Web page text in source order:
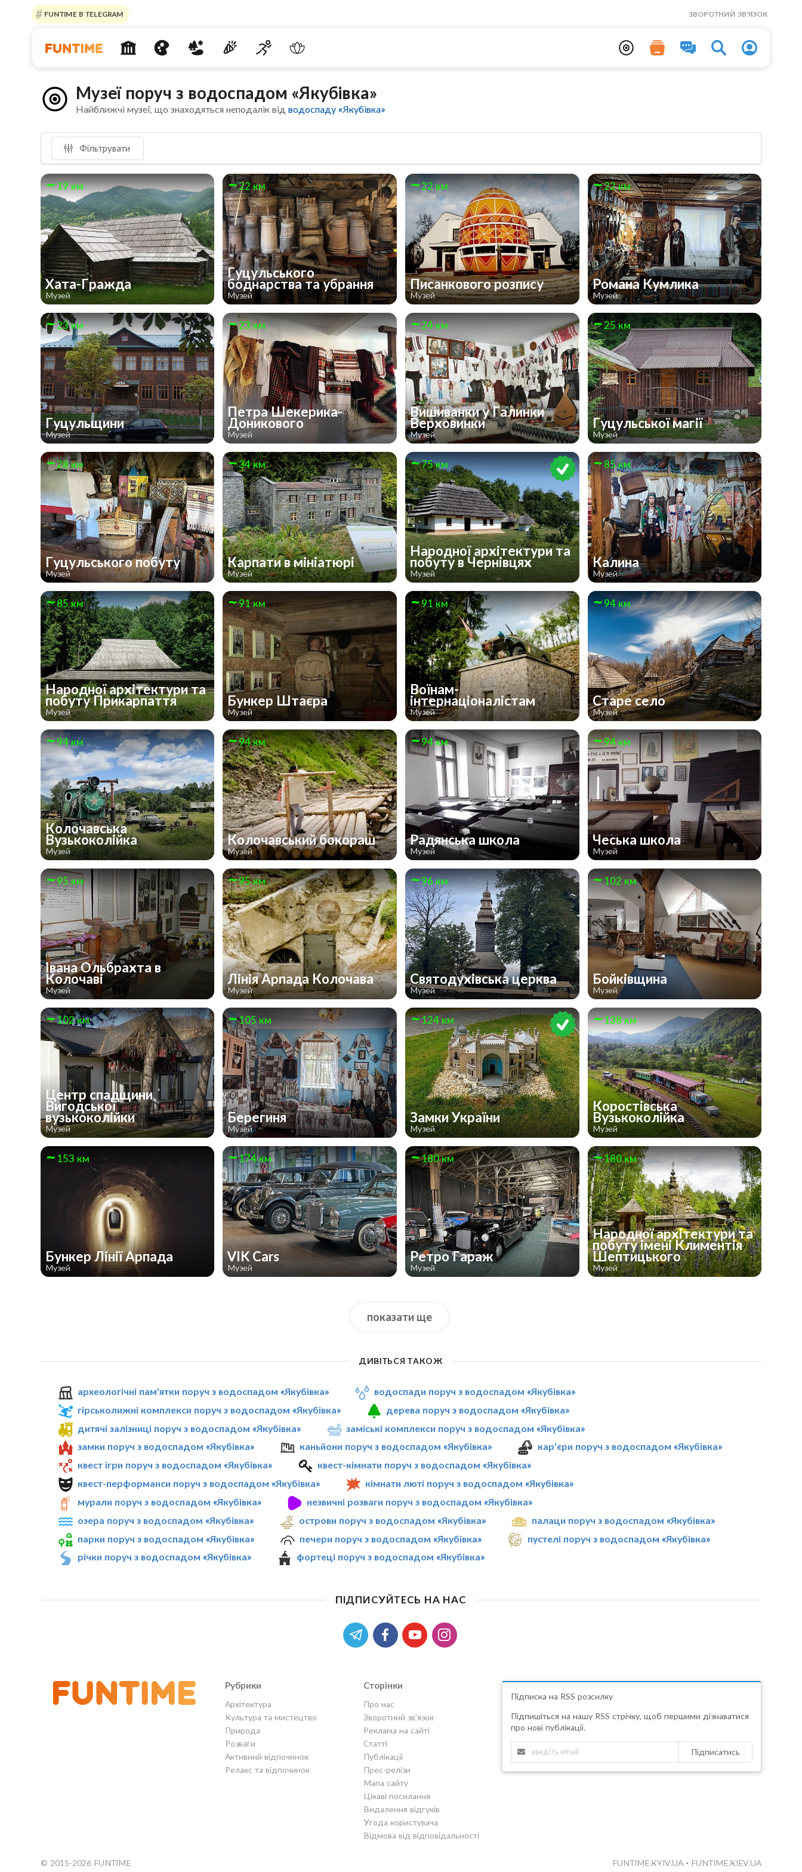
FUNTIME В TELEGRAM ЗВОРОТНИЙ ЗВ'ЯЗОК
Музеї поруч з водоспадом «Якубівка»
Найближчі музеї, що знаходяться неподалік відводоспаду «Якубівка»
Фільтрувати
19 км
Хата-Гражда
Музей
22 км
Гуцульського
боднарства та убрання
Музей
22 км
Писанкового розпису
Музей
22 км
Романа Кумлика
Музей
23 км
Гуцульщини
Музей
23 км
Петра Шекерика-
Доникового
Музей
24 км
Вишиванки у Галинки
Верховинки
Музей
25 км
Гуцульської магії
Музей
28 км
Гуцульського побуту
Музей
34 км
Карпати в мініатюрі
Музей
75 км
Народної архітектури та
побуту в Чернівцях
Музей
85 км
Калина
Музей
85 км
Народної архітектури та
побуту Прикарпаття
Музей
91 км
Бункер Штаєра
Музей
91 км
Воїнам-
інтернаціоналістам
Музей
94 км
Старе село
Музей
94 км
Колочавська
Вузькоколійка
Музей
94 км
Колочавський бокораш
Музей
94 км
Радянська школа
Музей
94 км
Чеська школа
Музей
95 км
Івана Ольбрахта в
Колочаві
Музей
95 км
Лінія Арпада Колочава
Музей
96 км
Святодухівська церква
Музей
102 км
Бойківщина
Музей
102 км
Центр спадщини
Вигодської
вузькоколійки
Музей
105 км
Берегиня
Музей
124 км
Замки України
Музей
138 км
Коростівська
Вузькоколійка
Музей
153 км
Бункер Лінії Арпада
Музей
174 км
VIK Cars
Музей
180 км
Ретро Гараж
Музей
180 км
Народної архітектури та
побуту імені Климентія
Шептицького
Музей
показати ще
ДИВІТЬСЯ ТАКОЖ
археологічні пам'ятки поруч з водоспадом «Якубівка»
водоспади поруч з водоспадом «Якубівка»
гірськолижні комплекси поруч з водоспадом «Якубівка»
дерева поруч з водоспадом «Якубівка»
дитячі залізниці поруч з водоспадом «Якубівка»
заміські комплекси поруч з водоспадом «Якубівка»
замки поруч з водоспадом «Якубівка»
каньйони поруч з водоспадом «Якубівка»
кар'єри поруч з водоспадом «Якубівка»
квест ігри поруч з водоспадом «Якубівка»
квест-кімнати поруч з водоспадом «Якубівка»
квест-перформанси поруч з водоспадом «Якубівка»
кімнати люті поруч з водоспадом «Якубівка»
мурали поруч з водоспадом «Якубівка»
незвичні розваги поруч з водоспадом «Якубівка»
озера поруч з водоспадом «Якубівка»
острови поруч з водоспадом «Якубівка»
палаци поруч з водоспадом «Якубівка»
парки поруч з водоспадом «Якубівка»
печери поруч з водоспадом «Якубівка»
пустелі поруч з водоспадом «Якубівка»
річки поруч з водоспадом «Якубівка»
фортеці поруч з водоспадом «Якубівка»
ПІДПИСУЙТЕСЬ НА НАС
Рубрики
Архітектура
Культура та мистецтво
Природа
Розваги
Активний відпочинок
Релакс та відпочинок
Сторінки
Про нас
Зворотний зв'язок
Реклама на сайті
Статті
Публікації
Прес-релізи
Мапа сайту
Цікаві посилання
Видалення відгуків
Угода користувача
Відмова від відповідальності
Підписка на RSS розсилку
Підпишіться на нашу RSS стрічку, щоб першими дізнаватися
про нові публікації.
Підписатись
© 2015-2026 FUNTIME FUNTIME.KYIV.UA • FUNTIME.KIEV.UA